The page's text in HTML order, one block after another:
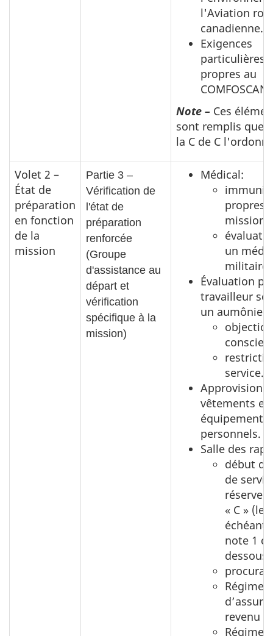
l'Aviation
canadienne.
Exigences
particulières
propres au
COMFOSCAN.
Note – Ces
sont remplis que
la C de C
Volet 2 –
État de
préparation
en fonction
de la
mission
Partie 3 –
Vérification de
l'état de
préparation
renforcée
(Groupe
d'assistance au
départ et
vérification
spécifique à la
mission)
Médical:
propres
mission;
un
militaire.
Évaluation
travailleur
un aumônier :
service.
vêtements et
équipement
personnels.
Salle des
début
de
réserve
« C » (le
échéant)
note 1 ci-
Régime
revenu
Régime